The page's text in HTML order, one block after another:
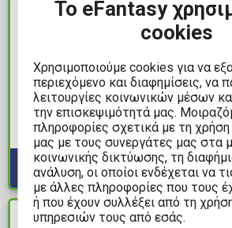
Sanrio: Hello Kitty and
Friends - My Melody
Light-Up Camping
Series Μπρελόκ με
Βραχιόλι
Διαθέσιμα: 7
Mario
ΔΙΑΘΕΣΙΜΟ
Το eFantasy
cookies
Χρησιμοποιούμε cookies για να
περιεχόμενο και διαφημίσεις, να
λειτουργίες κοινωνικών μέσων
την επισκεψιμότητά μας.
πληροφορίες σχετικά με τη
μας με τους συνεργάτες μας στα
κοινωνικής δικτύωσης, τη
ανάλυση, οι οποίοι ενδέχεται να
με άλλες πληροφορίες που τους
ή που έχουν συλλέξει από τη
υπηρεσιών τους από εσάς.